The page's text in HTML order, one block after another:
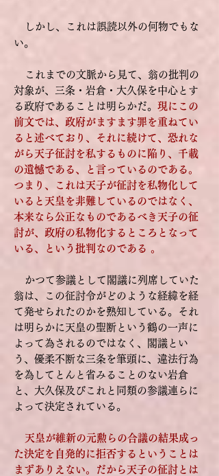
しかし、これは誤読以外の何物でもな
い。
これまでの文脈から見て、翁の批判の
対象が、三条・岩倉・大久保を中心とす
る政府であることは明らかだ。 現にこの
前文では、政府がますます罪を重ねてい
ると述べており、それに続けて、恐れな
がら天子征討を私するものに陥り、千載
の遺憾である、と言っているのである。
つまり、これは天子が征討を私物化して
いると天皇を非難しているのではなく、
本来なら公正なものであるべき天子の征
討が、政府の私物化するところとなって
いる、という批判なのである 。
かつて参議として閣議に列席していた
翁は、この征討令がどのような経緯を経
て発せられたのかを熟知している。それ
は明らかに天皇の聖断という鶴の一声に
よって為されるのではなく、閣議とい
う、優柔不断な三条を筆頭に、違法行為
を為してとんと省みることのない岩倉
と、大久保及びこれと同類の参議連らに
よって決定されている。
天皇が維新の元勲らの合議の結果成っ
た決定を自発的に拒否するということは
まずありえない。だから天子の征討とは